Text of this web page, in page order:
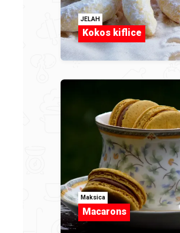
JELAH
Kokos kiflice
Maksica
Macarons